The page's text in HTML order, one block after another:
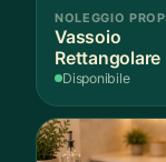
NOLEGGIO
Vassoio
Rettangolare
per
Disponibile